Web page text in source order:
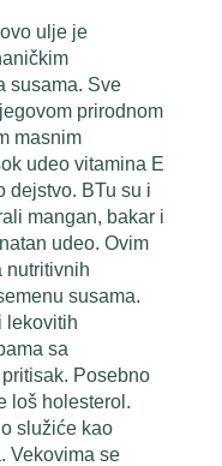
ulje je
susama. Sve
prirodnom
masnim
udeo vitamina E
dejstvo. BTu su i
mangan, bakar i
udeo. Ovim
nutritivnih
susama.
lekovitih
sa
Posebno
loš holesterol.
služiće kao
Vekovima se